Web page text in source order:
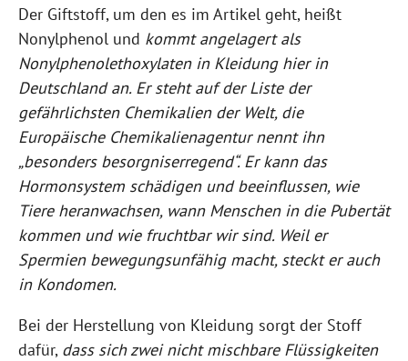
Der Giftstoff, um den es im Artikel geht, heißt
Nonylphenol und kommt angelagert als
Nonylphenolethoxylaten in Kleidung hier in
Deutschland an. Er steht auf der Liste der
gefährlichsten Chemikalien der Welt, die
Europäische Chemikalienagentur nennt ihn
„besonders besorgniserregend“. Er kann das
Hormonsystem schädigen und beeinflussen, wie
Tiere heranwachsen, wann Menschen in die Pubertät
kommen und wie fruchtbar wir sind. Weil er
Spermien bewegungsunfähig macht, steckt er auch
in Kondomen.
Bei der Herstellung von Kleidung sorgt der Stoff
dafür, dass sich zwei nicht mischbare Flüssigkeiten